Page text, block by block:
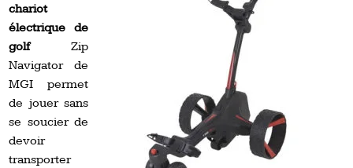
chariot
électrique de
golfZip
Navigator de
MGI permet
de jouer sans
se soucier de
devoir
transporter